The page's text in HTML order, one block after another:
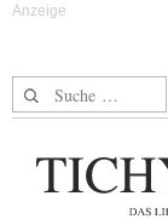
Suche nach: